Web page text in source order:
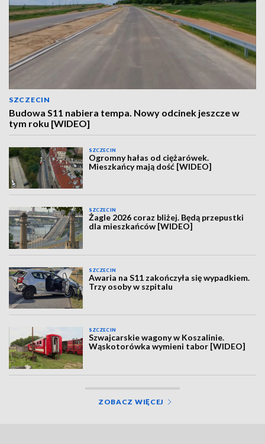
SZCZECIN
Budowa S11 nabiera tempa. Nowy odcinek jeszcze w
tym roku [WIDEO]
SZCZECIN
Ogromny hałas od ciężarówek.
Mieszkańcy mają dość [WIDEO]
SZCZECIN
Żagle 2026 coraz bliżej. Będą przepustki
dla mieszkańców [WIDEO]
SZCZECIN
Awaria na S11 zakończyła się wypadkiem.
Trzy osoby w szpitalu
SZCZECIN
Szwajcarskie wagony w Koszalinie.
Wąskotorówka wymieni tabor [WIDEO]
ZOBACZ WIĘCEJ